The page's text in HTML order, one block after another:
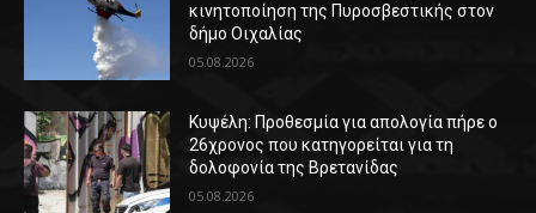
κινητοποίηση της Πυροσβεστικής στον
δήμο Οιχαλίας
05.08.2026
Κυψέλη: Προθεσμία για απολογία πήρε ο
26χρονος που κατηγορείται για τη
δολοφονία της Βρετανίδας
05.08.2026